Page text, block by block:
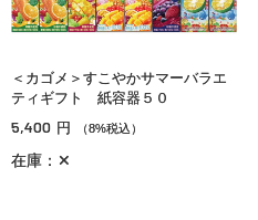
＜カゴメ＞すこやかサマーバラエ
ティギフト 紙容器５０
5,400 円 （8%税込）
在庫：✕